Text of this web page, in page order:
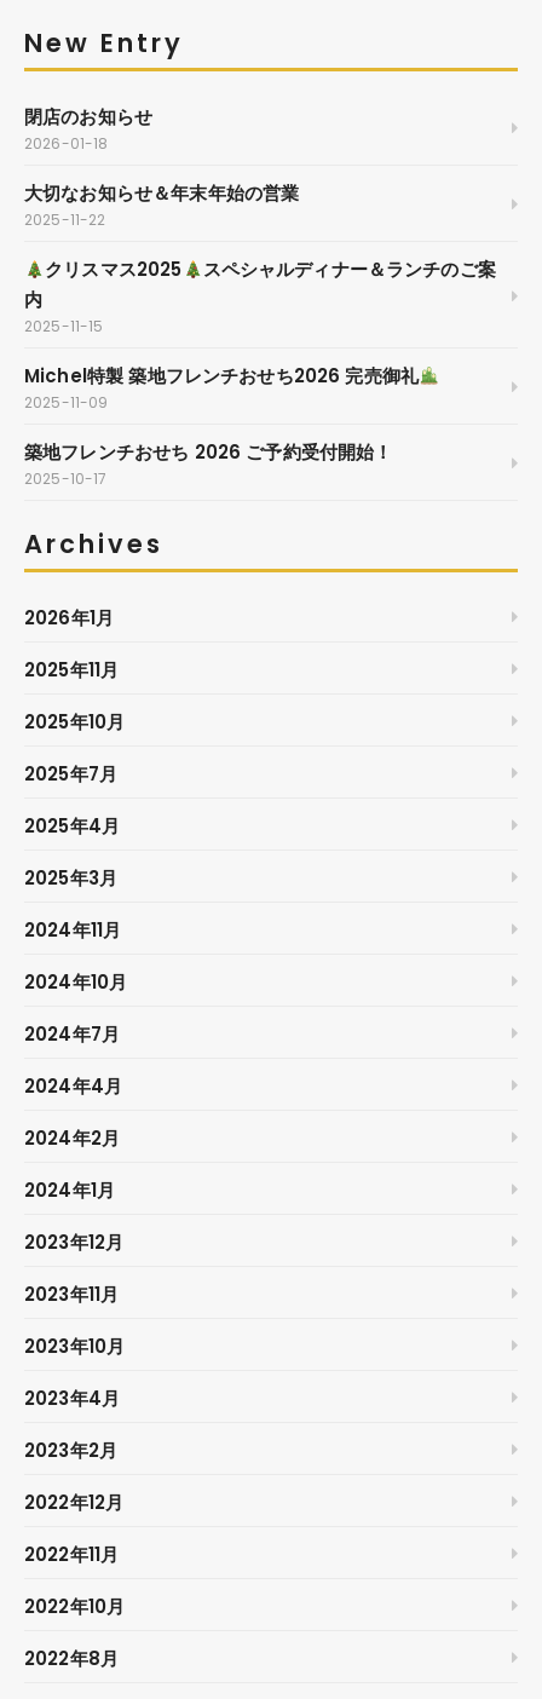
New Entry
閉店のお知らせ
2026-01-18
大切なお知らせ＆年末年始の営業
2025-11-22
クリスマス2025
スペシャルディナー＆ランチのご案
内
2025-11-15
Michel特製 築地フレンチおせち2026 完売御礼
2025-11-09
築地フレンチおせち 2026 ご予約受付開始！
2025-10-17
Archives
2026年1月
2025年11月
2025年10月
2025年7月
2025年4月
2025年3月
2024年11月
2024年10月
2024年7月
2024年4月
2024年2月
2024年1月
2023年12月
2023年11月
2023年10月
2023年4月
2023年2月
2022年12月
2022年11月
2022年10月
2022年8月